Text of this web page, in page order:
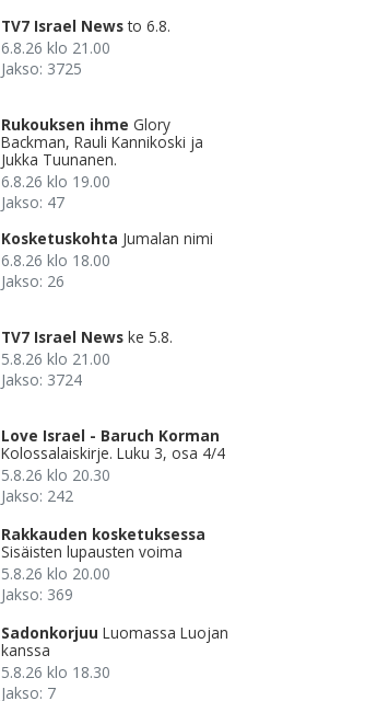
TV7 Israel News to 6.8.
6.8.26 klo 21.00
Jakso: 3725
Rukouksen ihme Glory
Backman, Rauli Kannikoski ja
Jukka Tuunanen.
6.8.26 klo 19.00
Jakso: 47
Kosketuskohta Jumalan nimi
6.8.26 klo 18.00
Jakso: 26
TV7 Israel News ke 5.8.
5.8.26 klo 21.00
Jakso: 3724
Love Israel - Baruch Korman
Kolossalaiskirje. Luku 3, osa 4/4
5.8.26 klo 20.30
Jakso: 242
Rakkauden kosketuksessa
Sisäisten lupausten voima
5.8.26 klo 20.00
Jakso: 369
Sadonkorjuu Luomassa Luojan
kanssa
5.8.26 klo 18.30
Jakso: 7